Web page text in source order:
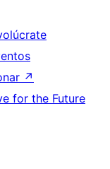
↗
for the Future